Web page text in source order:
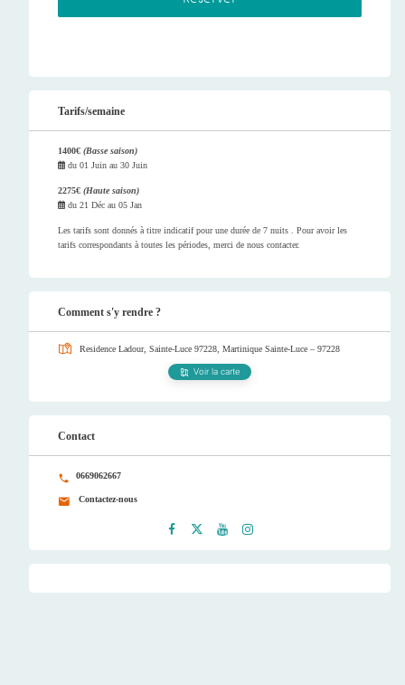
Tarifs/semaine
1400€ (Basse saison)
du 01 Juin au 30 Juin
2275€ (Haute saison)
du 21 Déc au 05 Jan
Les tarifs sont donnés à titre indicatif pour une durée de 7 nuits . Pour avoir les
tarifs correspondants à toutes les périodes, merci de nous contacter.
Comment s'y rendre ?
Residence Ladour, Sainte-Luce 97228, Martinique Sainte-Luce – 97228
Voir la carte
Contact
0669062667
Contactez-nous